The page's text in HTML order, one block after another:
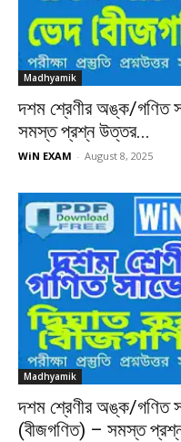
Madhyamik
দশম শ্রেণীর অঙ্ক/গণিত
সমস্ত প্রশ্ন উত্তর...
WiN EXAM - August 8, 2025
Madhyamik
দশম শ্রেণীর অঙ্ক/গণিত
(বীজগণিত) – সমস্ত